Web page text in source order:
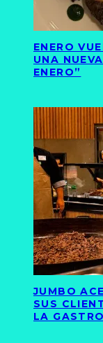
ENERO
UNA
ENERO”
JUMBO
SUS
LA